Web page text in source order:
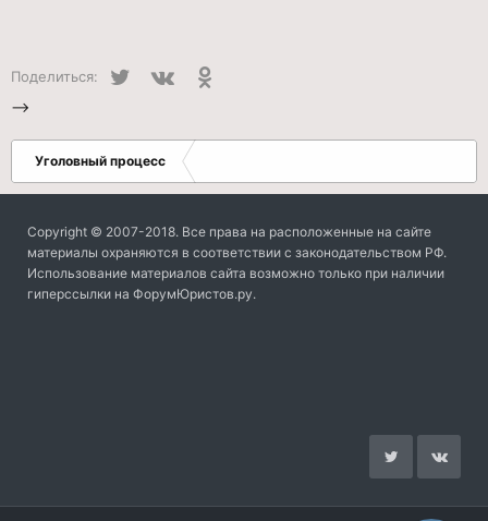
Поделиться: Twitter
-->
Уголовный процесс
Copyright © 2007-2018. Все права на расположенные на сайте
материалы охраняются в соответствии с законодательством РФ.
Использование материалов сайта возможно только при наличии
гиперссылки на ФорумЮристов.ру.